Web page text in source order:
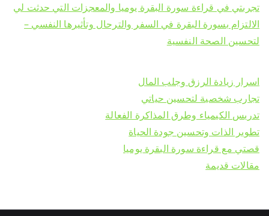
تجربتي في قراءة سورة البقرة يوميا والمعجزات التي حدثت لي
الالتزام بسورة البقرة في السفر والترحال وتأثيرها النفسي –
لتحسين الصحة النفسية
اسرار زيادة الرزق وجلب المال
تجارب شخصية لتحسين حياتي
تدريس الكيمياء وطرق المذاكرة الفعالة
تطوير الذات وتحسين جودة الحياة
قصتي مع قراءة سورة البقرة يوميا
مقالات قديمة